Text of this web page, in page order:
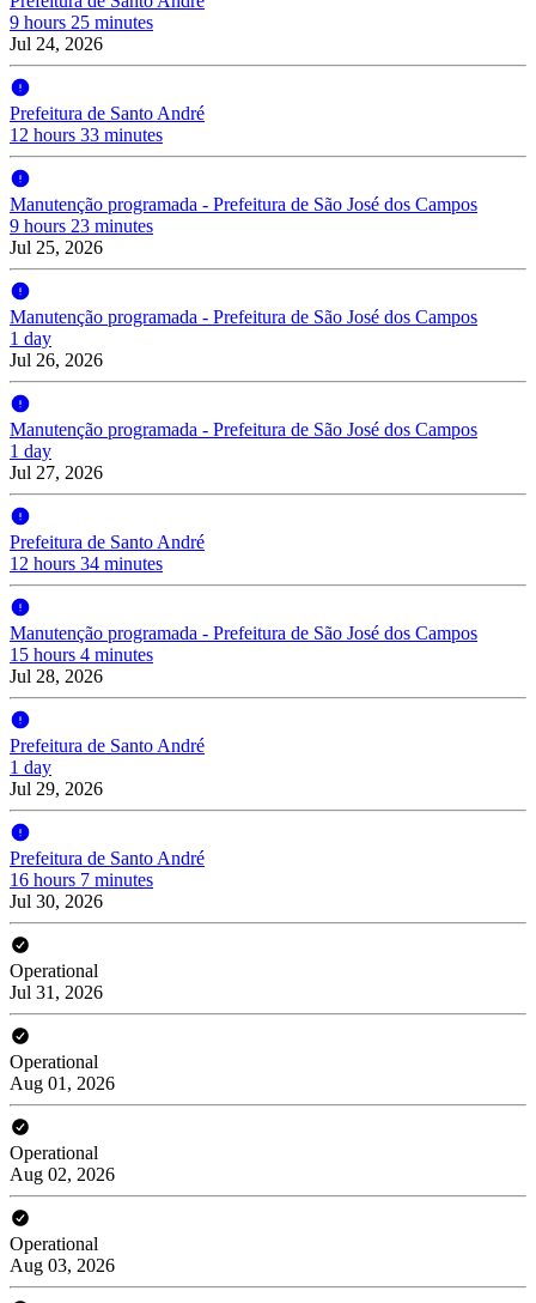
9 hours 25 minutes
Jul 24, 2026
Prefeitura de Santo André
12 hours 33 minutes
Manutenção programada - Prefeitura de São José dos Campos
9 hours 23 minutes
Jul 25, 2026
Manutenção programada - Prefeitura de São José dos Campos
1 day
Jul 26, 2026
Manutenção programada - Prefeitura de São José dos Campos
1 day
Jul 27, 2026
Prefeitura de Santo André
12 hours 34 minutes
Manutenção programada - Prefeitura de São José dos Campos
15 hours 4 minutes
Jul 28, 2026
Prefeitura de Santo André
1 day
Jul 29, 2026
Prefeitura de Santo André
16 hours 7 minutes
Jul 30, 2026
Operational
Jul 31, 2026
Operational
Aug 01, 2026
Operational
Aug 02, 2026
Operational
Aug 03, 2026